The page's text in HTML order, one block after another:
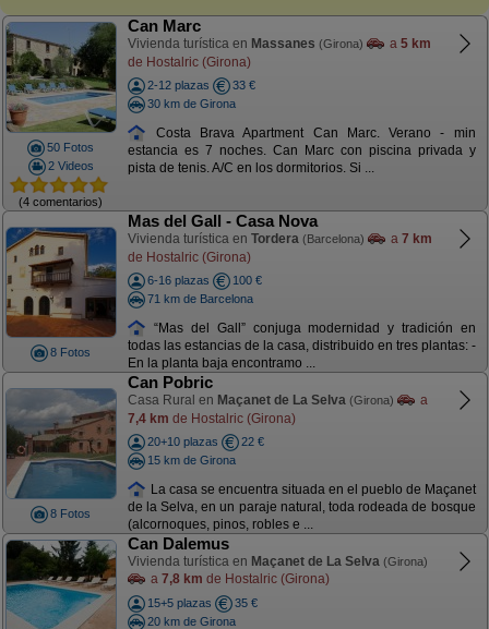
50 Fotos
2 Videos
(4 comentarios)
Can Marc
Vivienda turística en Massanes (Girona) a 5 km
de Hostalric (Girona)
2-12 plazas
33 €
30 km de Girona
Costa Brava Apartment Can Marc. Verano - min
estancia es 7 noches. Can Marc con piscina privada y
pista de tenis. A/C en los dormitorios. Si ...
8 Fotos
Mas del Gall - Casa Nova
Vivienda turística en Tordera (Barcelona) a 7 km
de Hostalric (Girona)
6-16 plazas
100 €
71 km de Barcelona
“Mas del Gall” conjuga modernidad y tradición en
todas las estancias de la casa, distribuido en tres plantas: -
En la planta baja encontramo ...
8 Fotos
Can Pobric
Casa Rural en Maçanet de La Selva (Girona)
a
7,4 km de Hostalric (Girona)
20+10 plazas
22 €
15 km de Girona
La casa se encuentra situada en el pueblo de Maçanet
de la Selva, en un paraje natural, toda rodeada de bosque
(alcornoques, pinos, robles e ...
Can Dalemus
Vivienda turística en Maçanet de La Selva (Girona)
a 7,8 km de Hostalric (Girona)
15+5 plazas
35 €
20 km de Girona